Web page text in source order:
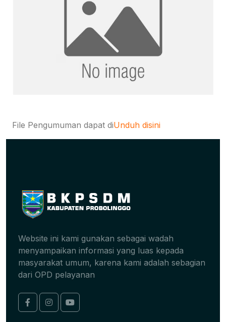
File Pengumuman dapat diUnduh disini
Website ini kami gunakan sebagai wadah
menyampaikan informasi yang luas kepada
masyarakat umum, karena kami adalah sebagian
dari OPD pelayanan